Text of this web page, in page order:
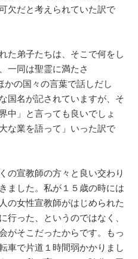
欠だと考えられていた訳で
た弟子たちは、そこで何をし
一同は聖霊に満たさ
かの国々の言葉で話しだし
国名が記されていますが、そ
中」と言っても良いでしょ
な業を語って」いった訳で
の宣教師の方々と良い交わり
ました。私が１５歳の時には
の女性宣教師がはじめられた
行った、というのではなく、
がそこだったからです。もっ
車で片道１時間弱かかりまし